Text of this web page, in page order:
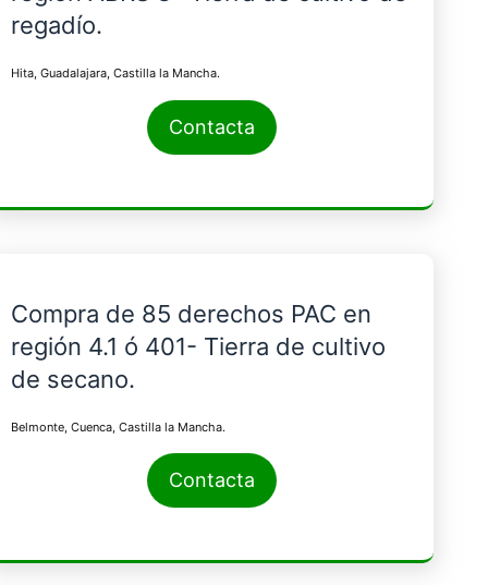
regadío.
Hita, Guadalajara, Castilla la Mancha.
Contacta
Compra de 85 derechos PAC en
región 4.1 ó 401- Tierra de cultivo
de secano.
Belmonte, Cuenca, Castilla la Mancha.
Contacta